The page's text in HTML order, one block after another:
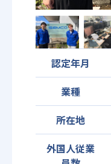
認定年月
業種
所在地
外国人従業